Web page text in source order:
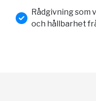
Rådgivning som
och hållbarhet